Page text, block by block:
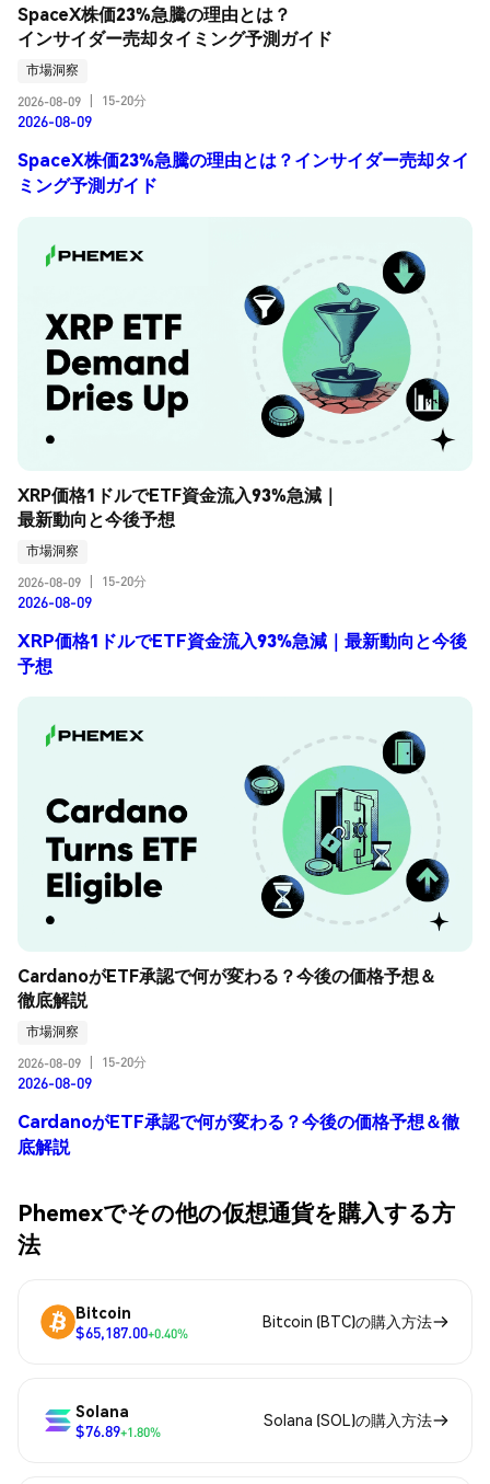
SpaceX株価23%急騰の理由とは？
インサイダー売却タイミング予測ガイド
市場洞察
2026-08-09
15-20分
2026-08-09
SpaceX株価23%急騰の理由とは？インサイダー売却タイ
ミング予測ガイド
XRP価格1ドルでETF資金流入93%急減｜
最新動向と今後予想
市場洞察
2026-08-09
15-20分
2026-08-09
XRP価格1ドルでETF資金流入93%急減｜最新動向と今後
予想
CardanoがETF承認で何が変わる？今後の価格予想＆
徹底解説
市場洞察
2026-08-09
15-20分
2026-08-09
CardanoがETF承認で何が変わる？今後の価格予想＆徹
底解説
Phemexでその他の仮想通貨を購入する方
法
Bitcoin
$65,187.00+0.40%
Bitcoin (BTC)の購入方法
Solana
$76.89+1.80%
Solana (SOL)の購入方法